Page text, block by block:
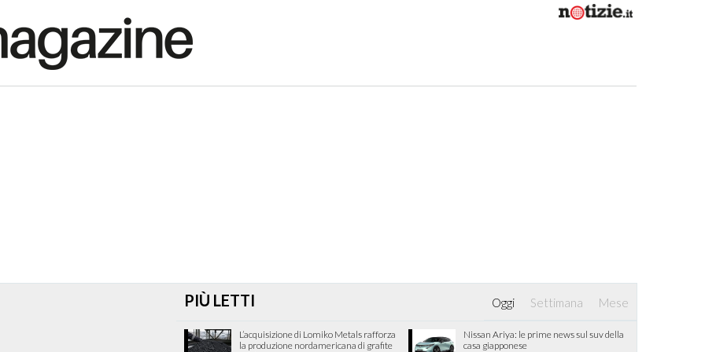
PIÙ LETTI Oggi Settimana Mese
L’acquisizione di Lomiko Metals rafforza
la produzione nordamericana di grafite
Nissan Ariya: le prime news sul suv della
casa giapponese